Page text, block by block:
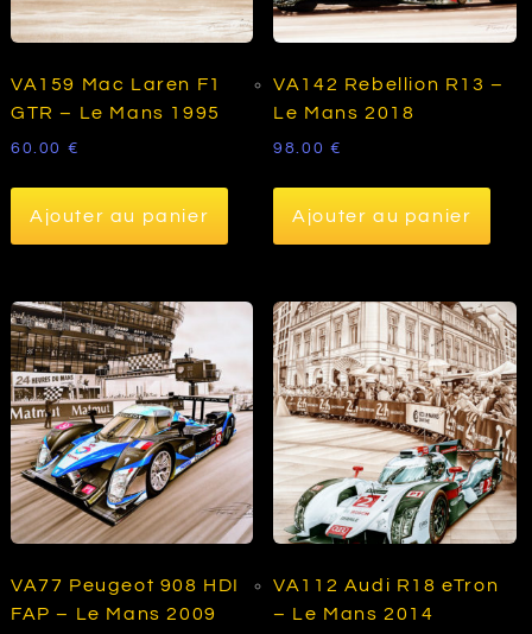
VA159 Mac Laren F1
GTR – Le Mans 1995
60.00 €
Ajouter au panier
VA142 Rebellion R13 –
Le Mans 2018
98.00 €
Ajouter au panier
VA77 Peugeot 908 HDI
FAP – Le Mans 2009
VA112 Audi R18 eTron
– Le Mans 2014